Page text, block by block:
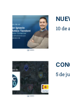
10 de
5 de